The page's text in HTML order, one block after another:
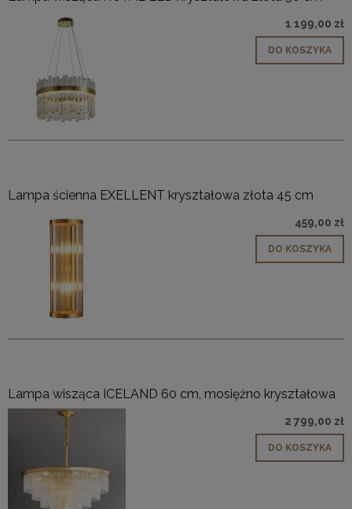
1 199,00 zł
DO KOSZYKA
Lampa ścienna EXELLENT kryształowa złota 45 cm
459,00 zł
DO KOSZYKA
Lampa wisząca ICELAND 60 cm, mosiężno kryształowa
2 799,00 zł
DO KOSZYKA